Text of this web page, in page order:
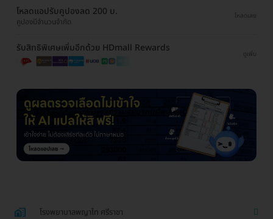
โหลดแอปรับคูปองลด 200 บ.
คูปองมีจำนวนจำกัด
โหลดเลย
รับสิทธิพิเศษเพิ่มอีกด้วย HDmall Rewards
ดูเพิ่ม
โรงพยาบาลพญาไท ศรีราชา